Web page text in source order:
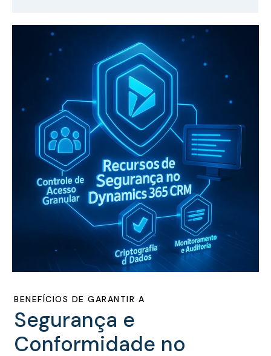
BENEFÍCIOS DE GARANTIR A
Segurança e
Conformidade no